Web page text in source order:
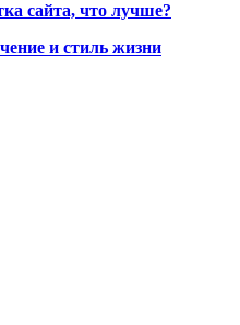
сайта, что лучше?
и стиль жизни